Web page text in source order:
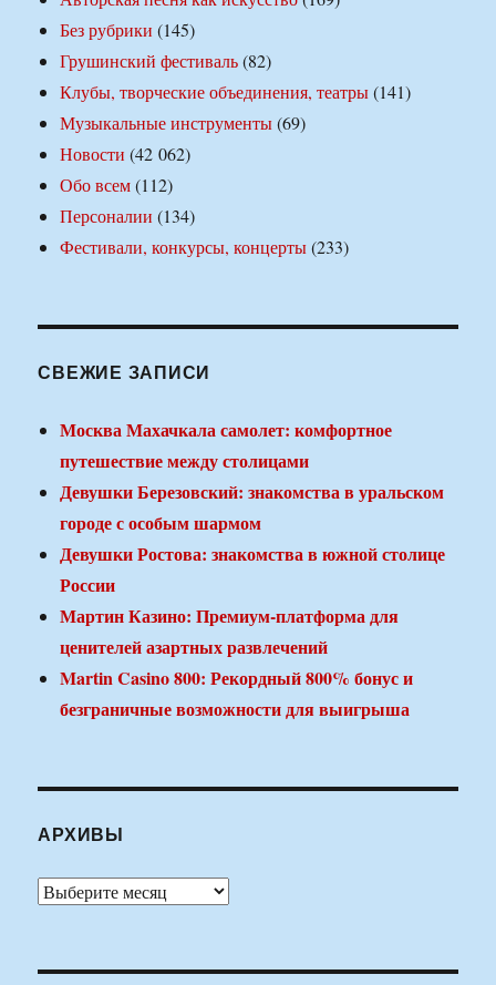
Без рубрики (145)
Грушинский фестиваль(82)
Клубы, творческие объединения, театры(141)
Музыкальные инструменты(69)
Новости (42 062)
Обо всем(112)
Персоналии (134)
Фестивали, конкурсы, концерты(233)
СВЕЖИЕ ЗАПИСИ
Москва Махачкала самолет: комфортное
путешествие между столицами
Девушки Березовский: знакомства в уральском
городе с особым шармом
Девушки Ростова: знакомства в южной столице
России
Мартин Казино: Премиум-платформа для
ценителей азартных развлечений
Martin Casino 800: Рекордный 800% бонус и
безграничные возможности для выигрыша
АРХИВЫ
Архивы